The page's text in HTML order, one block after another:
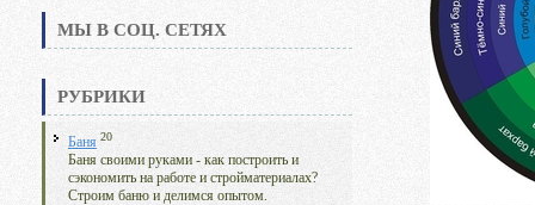
МЫ В СОЦ. СЕТЯХ
РУБРИКИ
Баня 20
Баня своими руками - как построить и
сэкономить на работе и стройматериалах?
Строим баню и делимся опытом.